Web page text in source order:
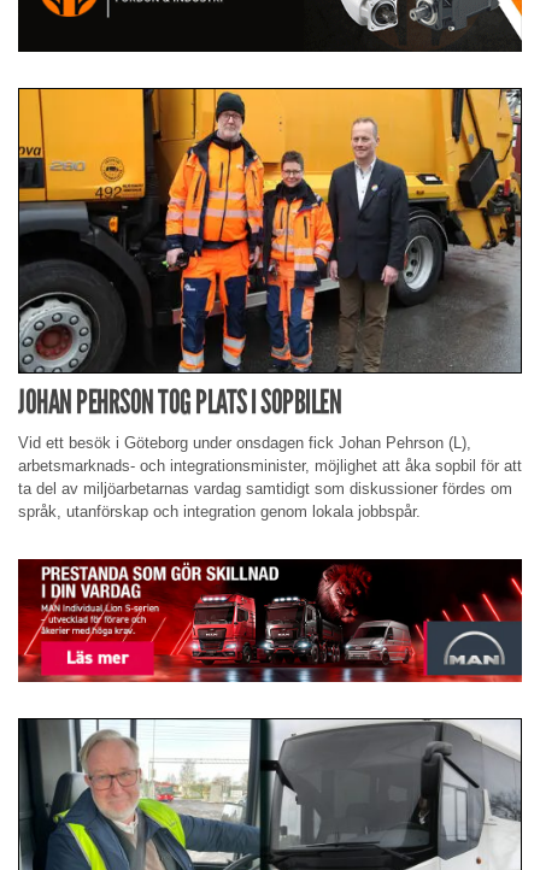
JOHAN PEHRSON TOG PLATS I SOPBILEN
Vid ett besök i Göteborg under onsdagen fick Johan Pehrson (L),
arbetsmarknads- och integrationsminister, möjlighet att åka sopbil för att
ta del av miljöarbetarnas vardag samtidigt som diskussioner fördes om
språk, utanförskap och integration genom lokala jobbspår.